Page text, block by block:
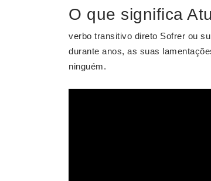
O que significa
verbo transitivo direto Sofrer ou
durante anos, as suas
ninguém.